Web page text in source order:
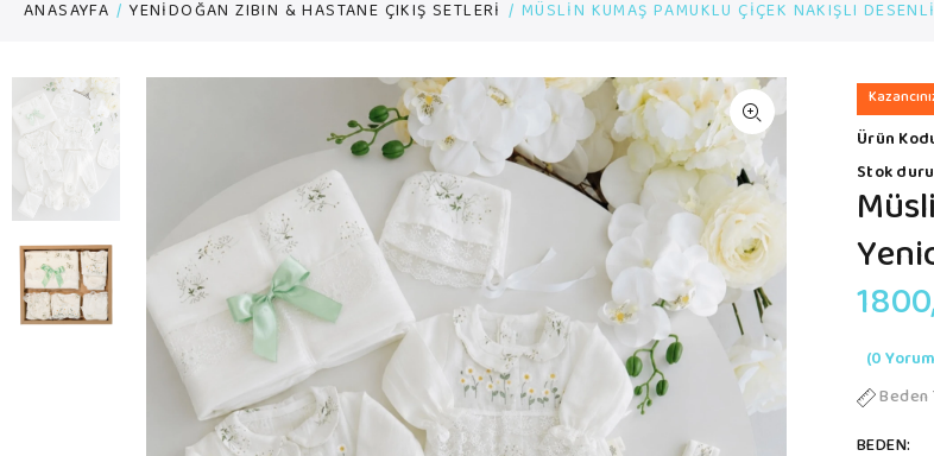
ANASAYFA YENİDOĞAN ZIBIN & HASTANE ÇIKIŞ SETLERİ MÜSLİN KUMAŞ PAMUKLU ÇİÇEK NAKIŞLI
Ürün
Stok
(0
Beden
BEDEN: